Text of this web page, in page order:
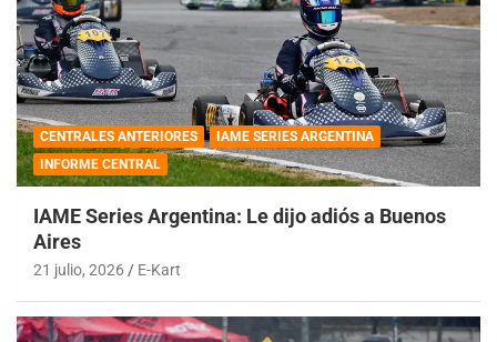
CENTRALES ANTERIORES
IAME SERIES ARGENTINA
INFORME CENTRAL
IAME Series Argentina: Le dijo adiós a Buenos
Aires
21 julio, 2026 E-Kart